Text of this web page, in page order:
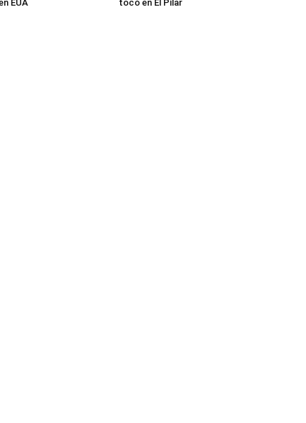
EUA
tocó en El Pilar